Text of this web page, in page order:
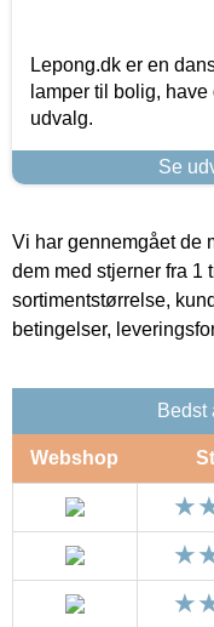
Lepong.dk er en
lamper til bolig,
udvalg.
Se
Vi har gennemgået de
dem med stjerner fra 1
sortimentstørrelse,
betingelser,
Bedst
Webshop